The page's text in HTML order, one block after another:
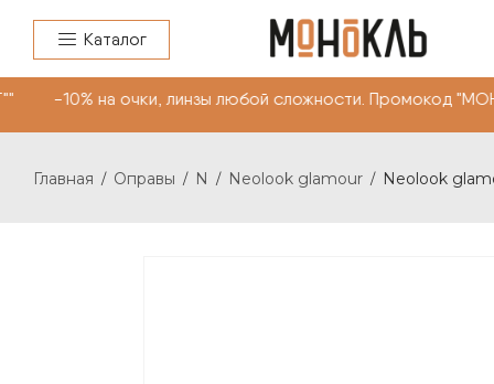
Каталог
на очки, линзы любой сложности.
Главная / Оправы / N / Neolook glamour / Neolook